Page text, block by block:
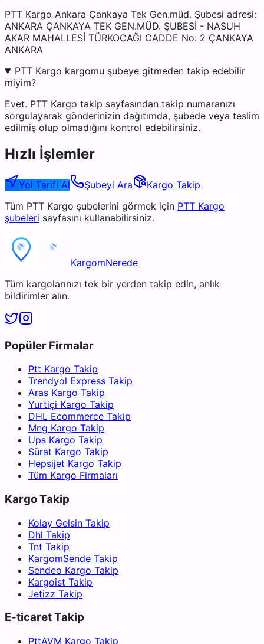
PTT Kargo Ankara Çankaya Tek Gen.müd. Şubesi adresi:
ANKARA ÇANKAYA TEK GEN.MÜD. ŞUBESİ - NASUH
AKAR MAHALLESİ TÜRKOCAĞI CADDE No: 2 ÇANKAYA
ANKARA
PTT Kargo kargomu şubeye gitmeden takip edebilir
miyim?
Evet. PTT Kargo takip sayfasından takip numaranızı
sorgulayarak gönderinizin dağıtımda, şubede veya teslim
edilmiş olup olmadığını kontrol edebilirsiniz.
Hızlı İşlemler
Yol Tarifi Al Şubeyi Ara
Kargo Takip
Tüm PTT Kargo şubelerini görmek için PTT Kargo
şubeleri sayfasını kullanabilirsiniz.
KargomNerede
Tüm kargolarınızı tek bir yerden takip edin, anlık
bildirimler alın.
Popüler Firmalar
Ptt Kargo Takip
Trendyol Express Takip
Aras Kargo Takip
Yurtiçi Kargo Takip
DHL Ecommerce Takip
Mng Kargo Takip
Ups Kargo Takip
Sürat Kargo Takip
Hepsijet Kargo Takip
Tüm Kargo Firmaları
Kargo Takip
Kolay Gelsin Takip
Dhl Takip
Tnt Takip
KargomSende Takip
Sendeo Kargo Takip
Kargoist Takip
Jetizz Takip
E-ticaret Takip
PttAVM Kargo Takip